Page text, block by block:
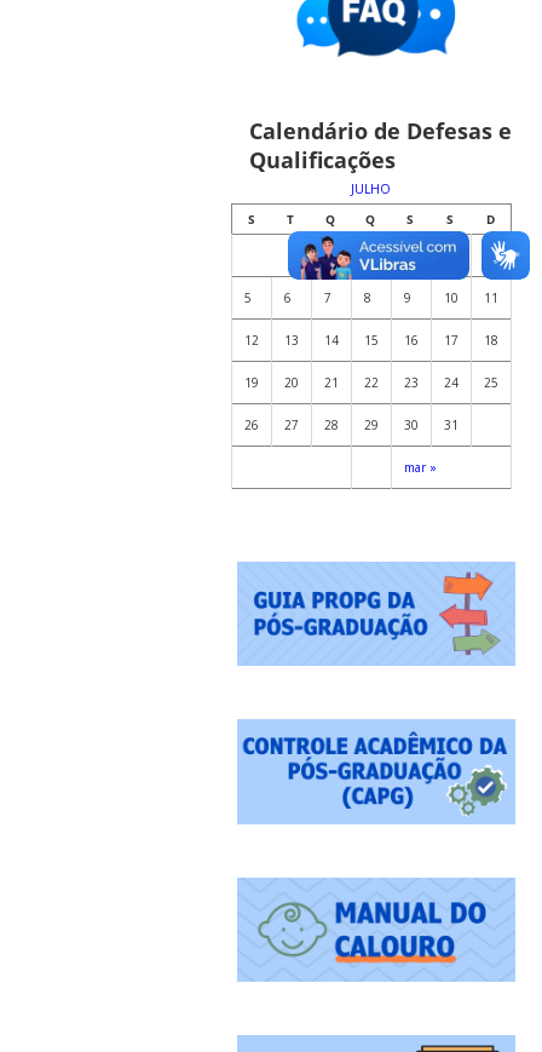
Calendário de Defesas e
Qualificações
JULHO
S
T Q Q S S D
mar »
1 2 3
5 6 7 8 9 10 11
12 13 14 15 16 17 18
19 20 21 22 23 24 25
26 27 28 29 30 31